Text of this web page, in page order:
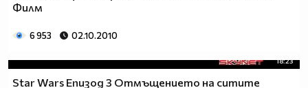
Филм
6 953 02.10.2010
18:23
Star Wars Епизод 3 Отмъщението на ситите